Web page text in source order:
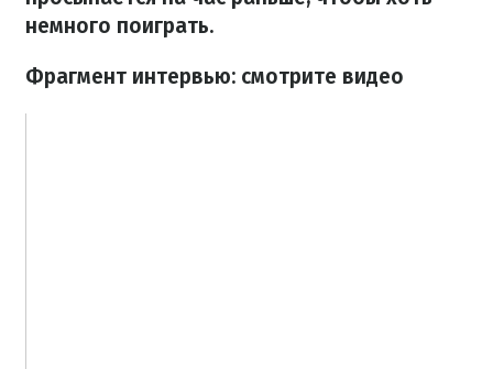
немного поиграть.
Фрагмент интервью: смотрите видео